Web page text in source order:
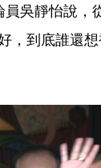
吳靜怡說，
，到底誰還想